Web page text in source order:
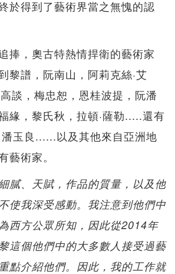
於得到了藝術界當之無愧的認
捧，奧古特熱情捍衛的藝術家
黎譜，阮南山，阿莉克絲·艾
談，梅忠恕，恩桂波提，阮潘
緣，黎氏秋，拉頓·薩勒.....還有
玉良......以及其他來自亞洲地
藝術家。
膩、天賦，作品的質量，以及他
使我深受感動。我注意到他們中
西方公眾所知，因此從2014年
這個他們中的大多數人接受過藝
點介紹他們。因此，我的工作就